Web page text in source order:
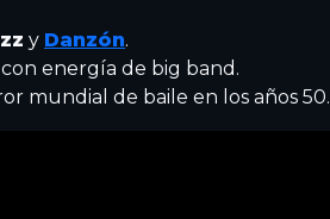
y Danzón.
energía de big band.
mundial de baile en los años 50.